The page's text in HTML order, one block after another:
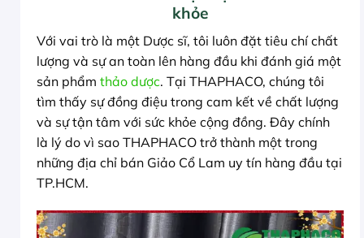
khỏe
Với vai trò là một Dược sĩ, tôi luôn đặt tiêu chí chất
lượng và sự an toàn lên hàng đầu khi đánh giá một
sản phẩm thảo dược. Tại THAPHACO, chúng tôi
tìm thấy sự đồng điệu trong cam kết về chất lượng
và sự tận tâm với sức khỏe cộng đồng. Đây chính
là lý do vì sao THAPHACO trở thành một trong
những địa chỉ bán Giảo Cổ Lam uy tín hàng đầu tại
TP.HCM.